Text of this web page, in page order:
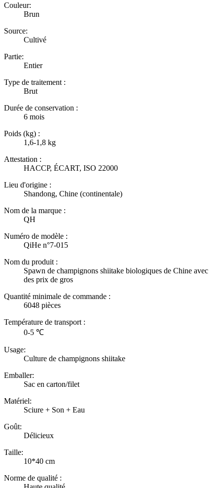
Couleur:
Brun
Source:
Cultivé
Partie:
Entier
Type de traitement :
Brut
Durée de conservation :
6 mois
Poids (kg) :
1,6-1,8 kg
Attestation :
HACCP, ÉCART, ISO 22000
Lieu d'origine :
Shandong, Chine (continentale)
Nom de la marque :
QH
Numéro de modèle :
QiHe n°7-015
Nom du produit :
Spawn de champignons shiitake biologiques de Chine avec
des prix de gros
Quantité minimale de commande :
6048 pièces
Température de transport :
0-5 ℃
Usage:
Culture de champignons shiitake
Emballer:
Sac en carton/filet
Matériel:
Sciure + Son + Eau
Goût:
Délicieux
Taille:
10*40 cm
Norme de qualité :